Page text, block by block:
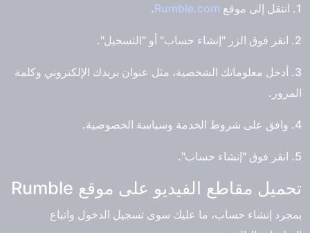
1. انتقل إلى موقع Rumble.com
.
2. انقر فوق الزر "إنشاء حساب" أو "التسجيل".
3. أدخل معلوماتك الشخصية، مثل عنوان بريدك الإلكتروني وكلمة
المرور.
4. وافق على شروط الخدمة وسياسة الخصوصية.
5. انقر فوق "إنشاء حساب".
تحميل مقاطع الفيديو على موقع Rumble
بمجرد إنشاء حساب، ما عليك سوى تسجيل الدخول واتباع